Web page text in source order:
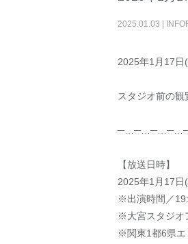
2025.01.03
2025年1月17日
スタジオ前の観
【放送日時】
2025年1月17
※出演時間／
※大宮スタジオ
※関東1都6県エ